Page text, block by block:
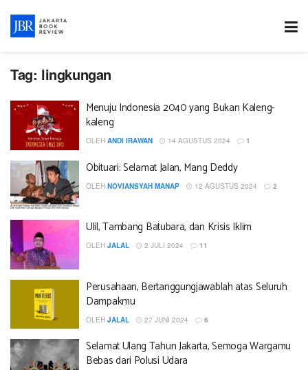
Tag: lingkungan
Menuju Indonesia 2040 yang Bukan Kaleng-
kaleng
OLEH ANDI IRAWAN 14 AGUSTUS 2024 1
Obituari: Selamat Jalan, Mang Deddy
OLEH NOVIANSYAH MANAP 12 AGUSTUS 2024 2
Ulil, Tambang Batubara, dan Krisis Iklim
OLEH JALAL 2 JULI 2024 11
Perusahaan, Bertanggungjawablah atas Seluruh
Dampakmu
OLEH JALAL 27 JUNI 2024 6
Selamat Ulang Tahun Jakarta, Semoga Wargamu
Bebas dari Polusi Udara